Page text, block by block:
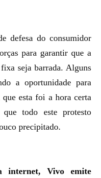
defesa do consumidor
para garantir que a
seja barrada. Alguns
a oportunidade para
esta foi a hora certa
todo este protesto
precipitado.
internet, Vivo emite